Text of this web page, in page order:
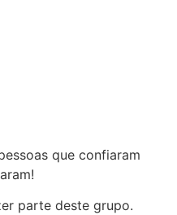
que confiaram
parte deste grupo.